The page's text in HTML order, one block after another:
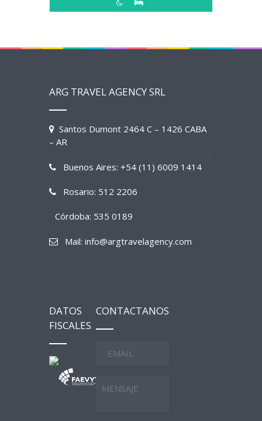
ARG TRAVEL AGENCY SRL
Santos Dumont 2464 C – 1426 CABA
– AR
Buenos Aires: +54 (11) 6009 1414
Rosario: 512 2206
Córdoba: 535 0189
Mail: info@argtravelagency.com
DATOS
FISCALES
CONTACTANOS